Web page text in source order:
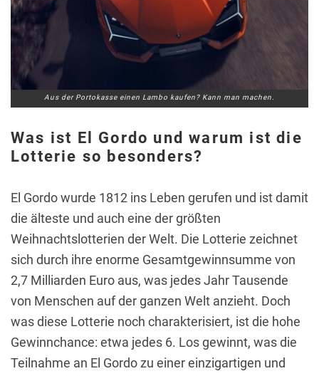
Aus der Portokasse einen Lambo kaufen? Kann man machen.
Was ist El Gordo und warum ist die
Lotterie so besonders?
El Gordo wurde 1812 ins Leben gerufen und ist damit
die älteste und auch eine der größten
Weihnachtslotterien der Welt. Die Lotterie zeichnet
sich durch ihre enorme Gesamtgewinnsumme von
2,7 Milliarden Euro aus, was jedes Jahr Tausende
von Menschen auf der ganzen Welt anzieht. Doch
was diese Lotterie noch charakterisiert, ist die hohe
Gewinnchance: etwa jedes 6. Los gewinnt, was die
Teilnahme an El Gordo zu einer einzigartigen und